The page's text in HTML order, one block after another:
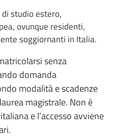
studio estero,
ovunque residenti,
soggiornanti in Italia.
senza
domanda
modalità e scadenze
magistrale. Non è
e l’accesso avviene